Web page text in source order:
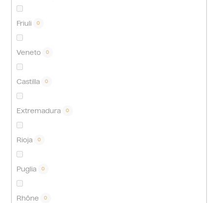
Friuli 0
Veneto 0
Castilla 0
Extremadura 0
Rioja 0
Puglia 0
Rhône 0